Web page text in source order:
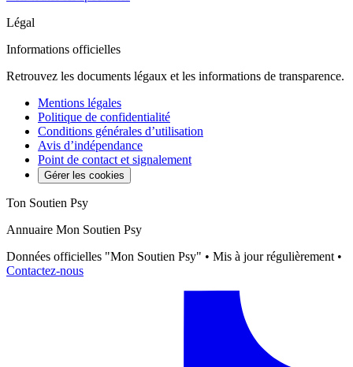
Légal
Informations officielles
Retrouvez les documents légaux et les informations de transparence.
Mentions légales
Politique de confidentialité
Conditions générales d’utilisation
Avis d’indépendance
Point de contact et signalement
Gérer les cookies
Ton Soutien Psy
Annuaire Mon Soutien Psy
Données officielles "Mon Soutien Psy" • Mis à jour régulièrement •
Contactez-nous